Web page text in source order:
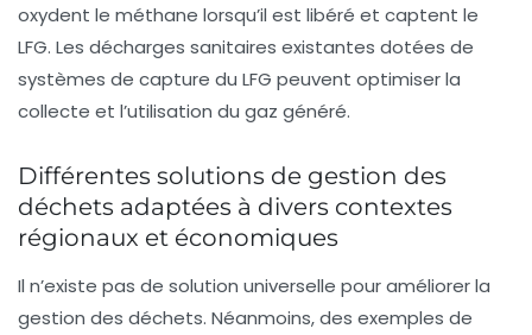
oxydent le méthane lorsqu’il est libéré et captent le
LFG. Les décharges sanitaires existantes dotées de
systèmes de capture du LFG peuvent optimiser la
collecte et l’utilisation du gaz généré.
Différentes solutions de gestion des
déchets adaptées à divers contextes
régionaux et économiques
Il n’existe pas de solution universelle pour améliorer la
gestion des déchets. Néanmoins, des exemples de